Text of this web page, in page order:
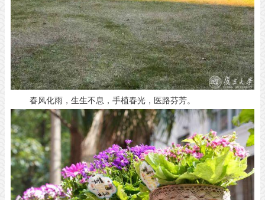
春风化雨，生生不息， 手植春光，医路芬芳。